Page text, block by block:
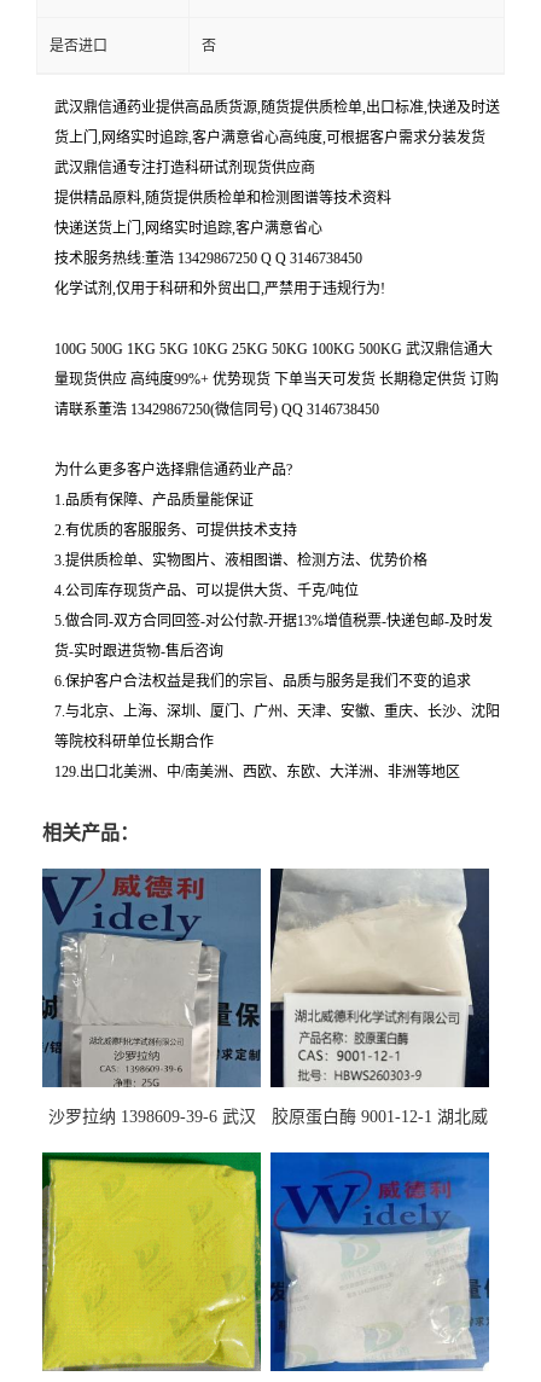
是否进口 否
武汉鼎信通药业提供高品质货源,随货提供质检单,出口标准,快递及时送
货上门,网络实时追踪,客户满意省心高纯度,可根据客户需求分装发货
武汉鼎信通专注打造科研试剂现货供应商
提供精品原料,随货提供质检单和检测图谱等技术资料
快递送货上门,网络实时追踪,客户满意省心
技术服务热线:董浩 13429867250 Q Q 3146738450
化学试剂,仅用于科研和外贸出口,严禁用于违规行为!
100G 500G 1KG 5KG 10KG 25KG 50KG 100KG 500KG 武汉鼎信通大
量现货供应 高纯度99%+ 优势现货 下单当天可发货 长期稳定供货 订购
请联系董浩 13429867250(微信同号) QQ 3146738450
为什么更多客户选择鼎信通药业产品?
1.品质有保障、产品质量能保证
2.有优质的客服服务、可提供技术支持
3.提供质检单、实物图片、液相图谱、检测方法、优势价格
4.公司库存现货产品、可以提供大货、千克/吨位
5.做合同-双方合同回签-对公付款-开据13%增值税票-快递包邮-及时发
货-实时跟进货物-售后咨询
6.保护客户合法权益是我们的宗旨、品质与服务是我们不变的追求
7.与北京、上海、深圳、厦门、广州、天津、安徽、重庆、长沙、沈阳
等院校科研单位长期合作
129.出口北美洲、中/南美洲、西欧、东欧、大洋洲、非洲等地区
相关产品：
沙罗拉纳 1398609-39-6 武汉
胶原蛋白酶 9001-12-1 湖北威